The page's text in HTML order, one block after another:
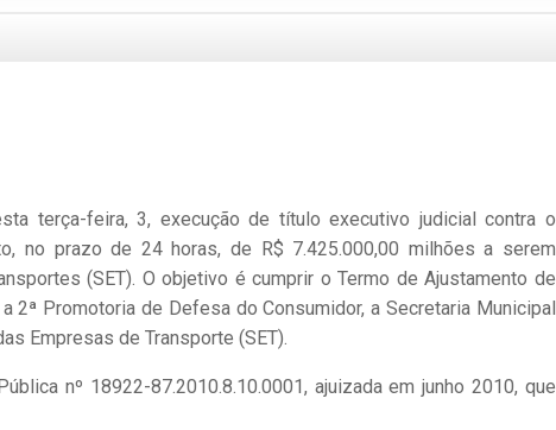
terça-feira, 3, execução de título executivo judicial contra o
no prazo de 24 horas, de R$ 7.425.000,00 milhões a serem
(SET). O objetivo é cumprir o Termo de Ajustamento de
2ª Promotoria de Defesa do Consumidor, a Secretaria Municipal
Empresas de Transporte (SET).
nº 18922-87.2010.8.10.0001, ajuizada em junho 2010, que